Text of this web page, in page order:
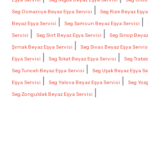
Seg Osmaniye Beyaz Eşya Servisi Seg Rize Beyaz
Beyaz Eşya Servisi
Seg Samsun Beyaz Eşya Servisi
Servisi
Seg Siirt Beyaz Eşya Servisi Seg Sinop
Şırnak Beyaz Eşya Servisi
Seg Sivas Beyaz Eşya Servisi
Eşya Servisi
Seg Tokat Beyaz Eşya Servisi Seg
Seg Tunceli Beyaz Eşya Servisi Seg Uşak Beyaz Eşya
Eşya Servisi
Seg Yalova Beyaz Eşya Servisi Seg
Seg Zonguldak Beyaz Eşya Servisi